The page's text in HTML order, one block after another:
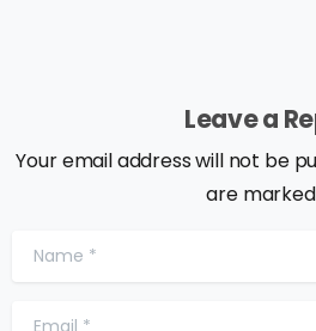
Leave a
Your email address will not be
are
Name*
Email*